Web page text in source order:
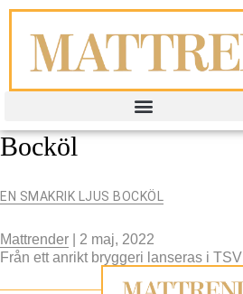
Bocköl
EN SMAKRIK LJUS BOCKÖL
Mattrender
2 maj, 2022
Från ett anrikt bryggeri lanseras i TSV